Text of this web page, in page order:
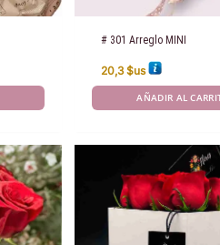
# 301 Arreglo MINI
20,3$us
AÑADIR AL